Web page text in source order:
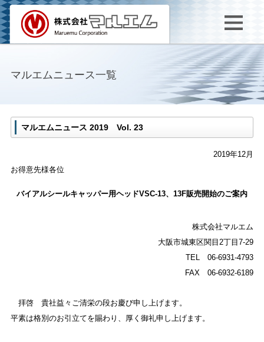
マルエムニュース一覧
マルエムニュース 2019 Vol. 23
2019年12月
お得意先様各位
バイアルシールキャッパー用ヘッドVSC-13、13F販売開始のご案内
株式会社マルエム
大阪市城東区関目2丁目7-29
TEL 06-6931-4793
FAX 06-6932-6189
拝啓 貴社益々ご清栄の段お慶び申し上げます。
平素は格別のお引立てを賜わり、厚く御礼申し上げます。